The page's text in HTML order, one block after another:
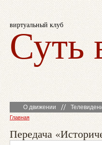
виртуальный клуб
Суть
О движении
Главная
Передача